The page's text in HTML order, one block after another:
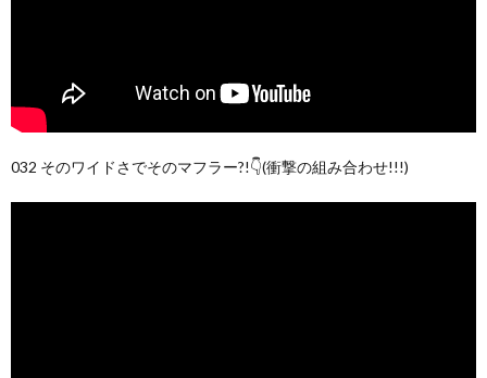
032 そのワイドさでそのマフラー?!👇(衝撃の組み合わせ!!!)